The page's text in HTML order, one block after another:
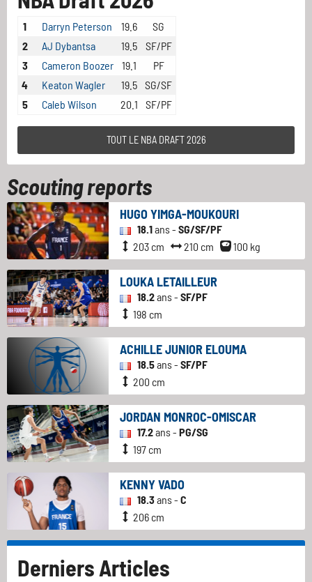
1 Darryn Peterson 19.6
SG
2
AJ Dybantsa 19.5
SF/PF
3
Cameron Boozer 19.1
PF
4
Keaton Wagler 19.5 SG/SF
5
Caleb Wilson 20.1 SF/PF
TOUT LE NBA DRAFT 2026
Scouting reports
HUGO YIMGA-MOUKOURI
18.1ans - SG/SF/PF
203 cm
210 cm 100 kg
LOUKA LETAILLEUR
18.2ans - SF/PF
198 cm
ACHILLE JUNIOR ELOUMA
18.5ans - SF/PF
200 cm
JORDAN MONROC-OMISCAR
17.2ans - PG/SG
197 cm
KENNY VADO
18.3ans - C
206 cm
Derniers Articles